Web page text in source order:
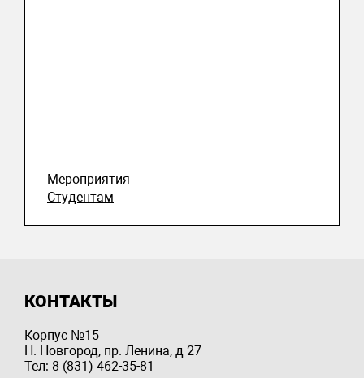
Мероприятия
Студентам
КОНТАКТЫ
Корпус №15
Н. Новгород, пр. Ленина, д 27
Тел: 8 (831) 462-35-81